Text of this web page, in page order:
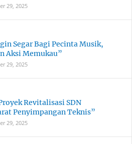
29, 2025
Segar Bagi Pecinta Musik,
Aksi Memukau”
29, 2025
Revitalisasi SDN
Penyimpangan Teknis”
29, 2025